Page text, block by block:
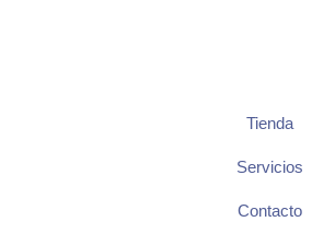
Tienda
Servicios
Contacto